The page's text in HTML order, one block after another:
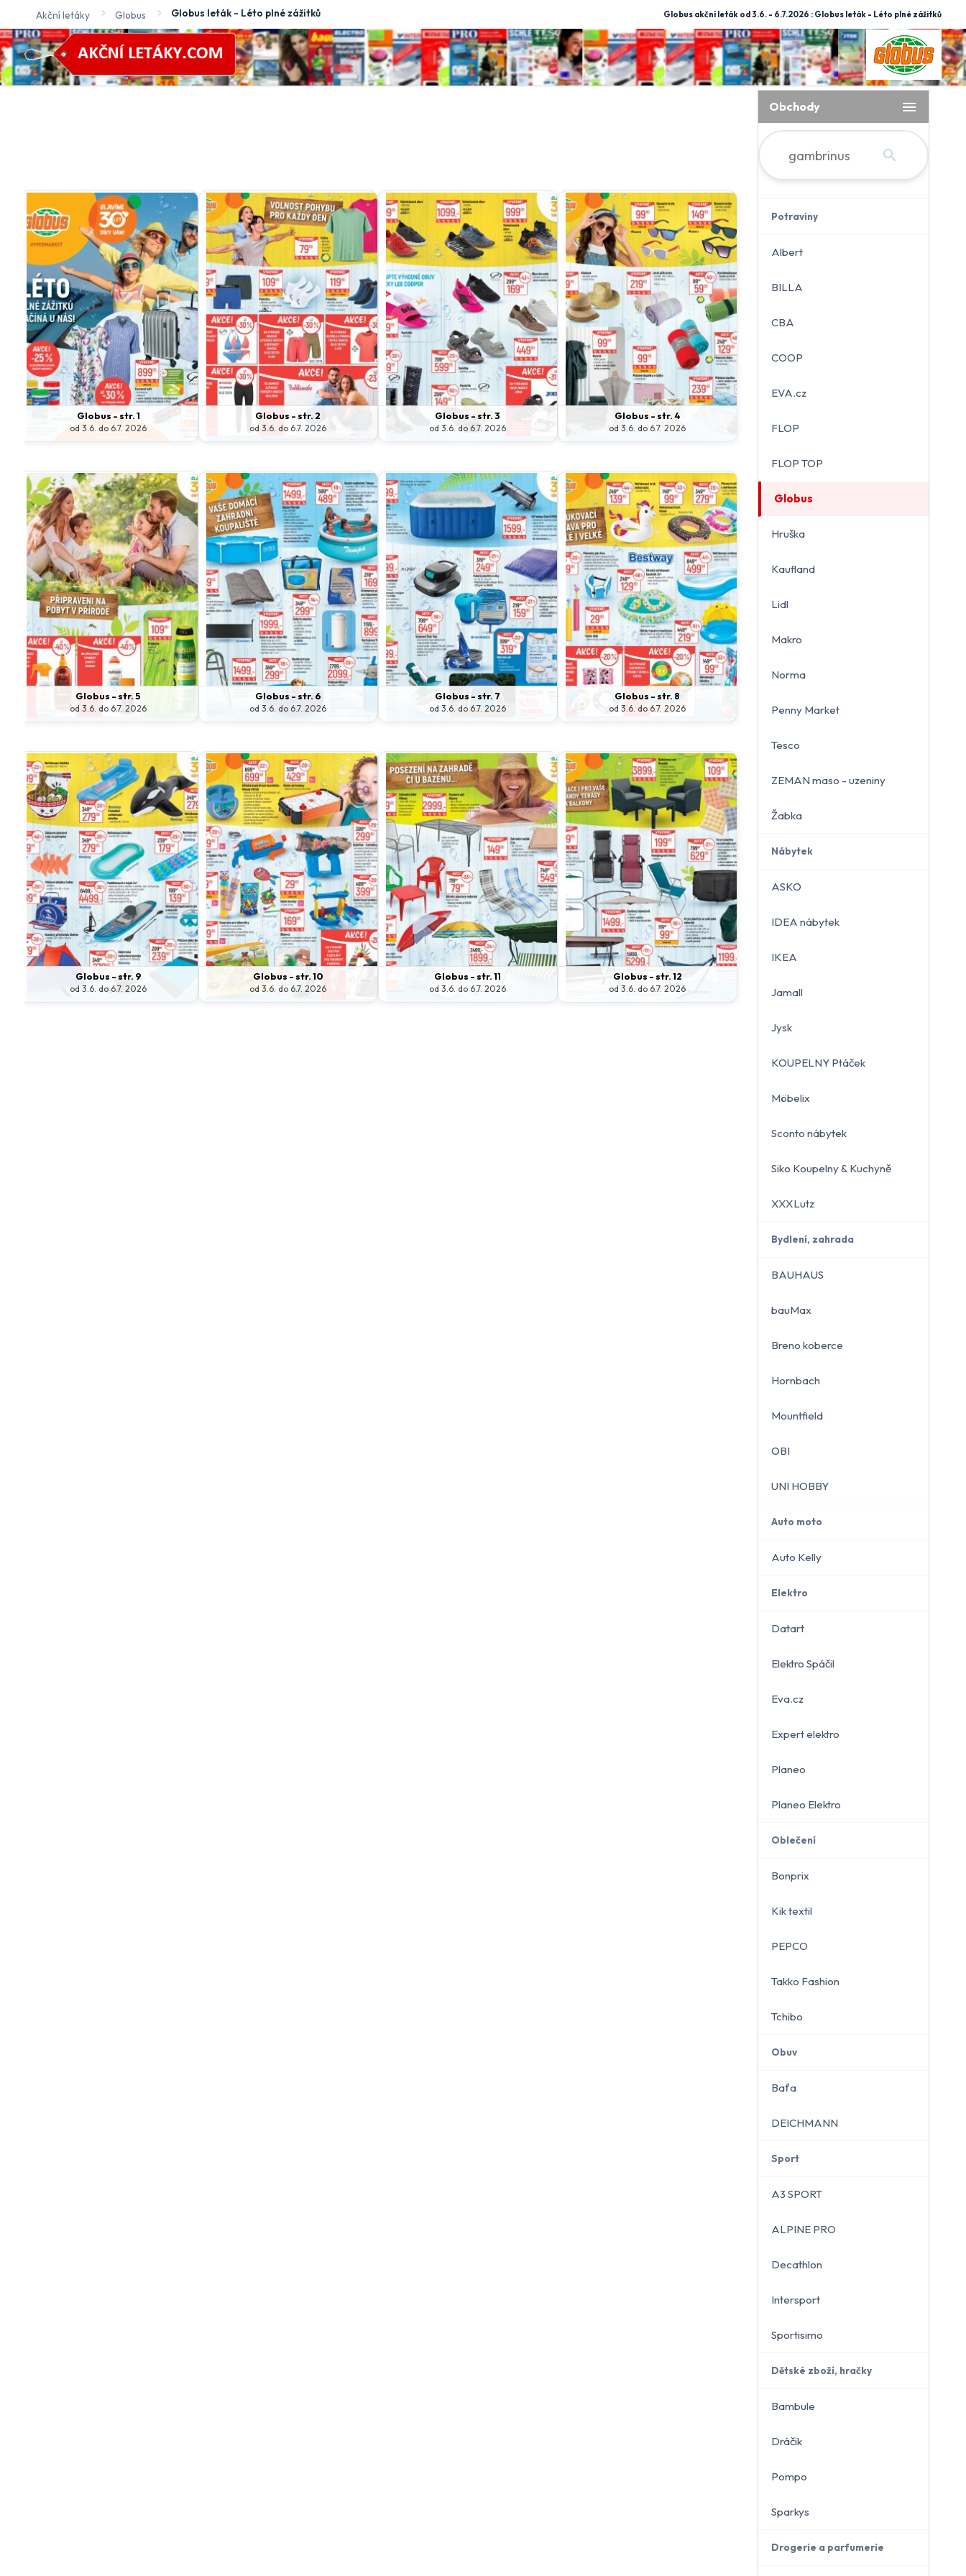
Akční letáky Globus Globus leták - Léto plné zážitků Globus akční leták od 3.6. - 6.7.2026 : Globus leták - Léto plné zážitků
Globus - str. 1
od 3.6. do 6.7. 2026
Globus - str. 2
od 3.6. do 6.7. 2026
Globus - str. 3
od 3.6. do 6.7. 2026
Globus - str. 4
od 3.6. do 6.7. 2026
Globus - str. 5
od 3.6. do 6.7. 2026
Globus - str. 6
od 3.6. do 6.7. 2026
Globus - str. 7
od 3.6. do 6.7. 2026
Globus - str. 8
od 3.6. do 6.7. 2026
Globus - str. 9
od 3.6. do 6.7. 2026
Globus - str. 10
od 3.6. do 6.7. 2026
Globus - str. 11
od 3.6. do 6.7. 2026
Globus - str. 12
od 3.6. do 6.7. 2026
Obchody menu
search
Potraviny
Albert
BILLA
CBA
COOP
EVA.cz
FLOP
FLOP TOP
Globus
Hruška
Kaufland
Lidl
Makro
Norma
Penny Market
Tesco
ZEMAN maso - uzeniny
Žabka
Nábytek
ASKO
IDEA nábytek
IKEA
Jamall
Jysk
KOUPELNY Ptáček
Möbelix
Sconto nábytek
Siko Koupelny & Kuchyně
XXXLutz
Bydlení, zahrada
BAUHAUS
bauMax
Breno koberce
Hornbach
Mountfield
OBI
UNI HOBBY
Auto moto
Auto Kelly
Elektro
Datart
Elektro Spáčil
Eva.cz
Expert elektro
Planeo
Planeo Elektro
Oblečení
Bonprix
Kik textil
PEPCO
Takko Fashion
Tchibo
Obuv
Baťa
DEICHMANN
Sport
A3 SPORT
ALPINE PRO
Decathlon
Intersport
Sportisimo
Dětské zboží, hračky
Bambule
Dráčik
Pompo
Sparkys
Drogerie a parfumerie